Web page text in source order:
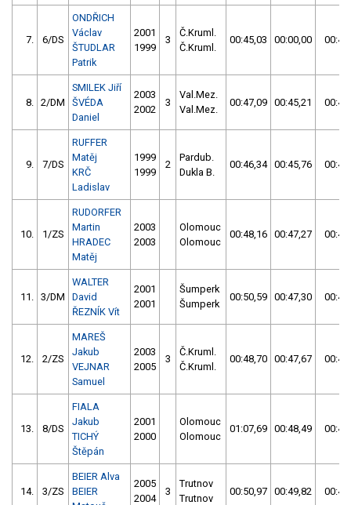
7. 6/DS
ONDŘICH
Václav
ŠTUDLAR
Patrik
2001
1999
3
Č.Kruml.
Č.Kruml.
00:45,03 00:00,00
8. 2/DM
SMILEK Jiří
ŠVÉDA
Daniel
2003
2002
3
Val.Mez.
Val.Mez.
00:47,09 00:45,21
9. 7/DS
RUFFER
Matěj
KRČ
Ladislav
1999
1999
2
Pardub.
Dukla B.
00:46,34 00:45,76
10. 1/ZS
RUDORFER
Martin
HRADEC
Matěj
2003
2003
Olomouc
Olomouc
00:48,16 00:47,27
11. 3/DM
WALTER
David
ŘEZNÍK Vít
2001
2001
Šumperk
Šumperk
00:50,59 00:47,30
12. 2/ZS
MAREŠ
Jakub
VEJNAR
Samuel
2003
2005
3
Č.Kruml.
Č.Kruml.
00:48,70 00:47,67
13. 8/DS
FIALA
Jakub
TICHÝ
Štěpán
2001
2000
Olomouc
Olomouc
01:07,69 00:48,49
14. 3/ZS
BEIER Alva
BEIER
2005
2004
3
Trutnov
Trutnov
00:50,97 00:49,82